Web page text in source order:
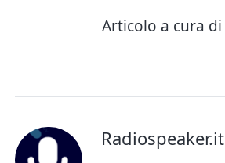
Articolo a cura di
Radiospeaker.it